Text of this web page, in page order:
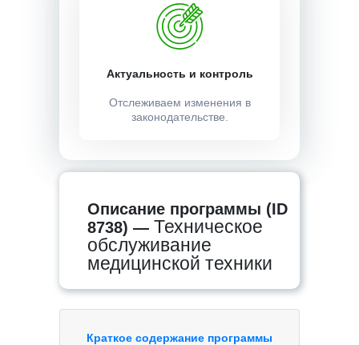
Актуальность и контроль
Отслеживаем изменения в
законодательстве.
Описание программы (ID
8738) — Техническое
обслуживание
медицинской техники
Краткое содержание программы